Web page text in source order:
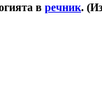
в речник.